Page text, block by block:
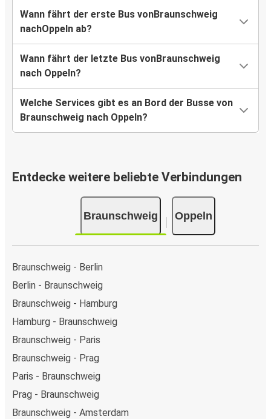
Wann fährt der erste Bus vonBraunschweig
nachOppeln ab?
Wann fährt der letzte Bus vonBraunschweig
nach Oppeln?
Welche Services gibt es an Bord der Busse von
Braunschweig nach Oppeln?
Entdecke weitere beliebte Verbindungen
Braunschweig Oppeln
Braunschweig - Berlin
Berlin - Braunschweig
Braunschweig - Hamburg
Hamburg - Braunschweig
Braunschweig - Paris
Braunschweig - Prag
Paris - Braunschweig
Prag - Braunschweig
Braunschweig - Amsterdam